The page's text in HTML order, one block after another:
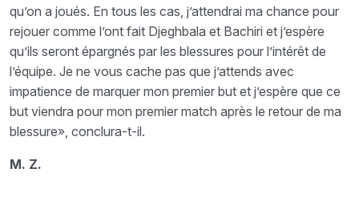
qu’on a joués. En tous les cas, j’attendrai ma chance pour
rejouer comme l’ont fait Djeghbala et Bachiri et j’espère
qu’ils seront épargnés par les blessures pour l’intérêt de
l’équipe. Je ne vous cache pas que j’attends avec
impatience de marquer mon premier but et j’espère que ce
but viendra pour mon premier match après le retour de ma
blessure», conclura-t-il.
M. Z.